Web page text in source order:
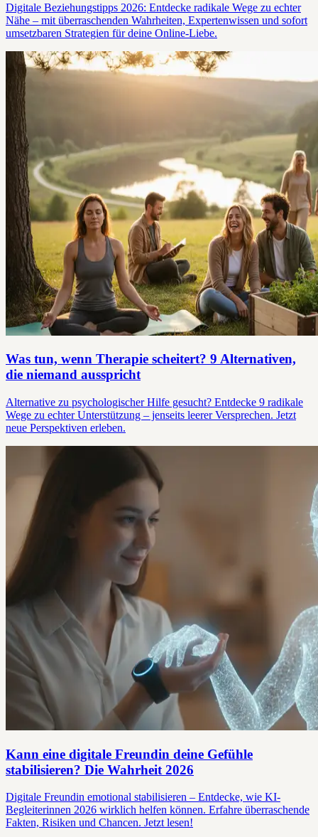
Digitale Beziehungstipps 2026: Entdecke radikale Wege zu echter
Nähe – mit überraschenden Wahrheiten, Expertenwissen und sofort
umsetzbaren Strategien für deine Online-Liebe.
Was tun, wenn Therapie scheitert? 9 Alternativen,
die niemand ausspricht
Alternative zu psychologischer Hilfe gesucht? Entdecke 9 radikale
Wege zu echter Unterstützung – jenseits leerer Versprechen. Jetzt
neue Perspektiven erleben.
Kann eine digitale Freundin deine Gefühle
stabilisieren? Die Wahrheit 2026
Digitale Freundin emotional stabilisieren – Entdecke, wie KI-
Begleiterinnen 2026 wirklich helfen können. Erfahre überraschende
Fakten, Risiken und Chancen. Jetzt lesen!